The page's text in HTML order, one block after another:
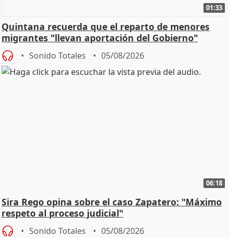
01:33
Quintana recuerda que el reparto de menores
migrantes "llevan aportación del Gobierno"
central
Sonido Totales 05/08/2026
06:18
Sira Rego opina sobre el caso Zapatero: "Máximo
respeto al proceso judicial"
Sonido Totales 05/08/2026